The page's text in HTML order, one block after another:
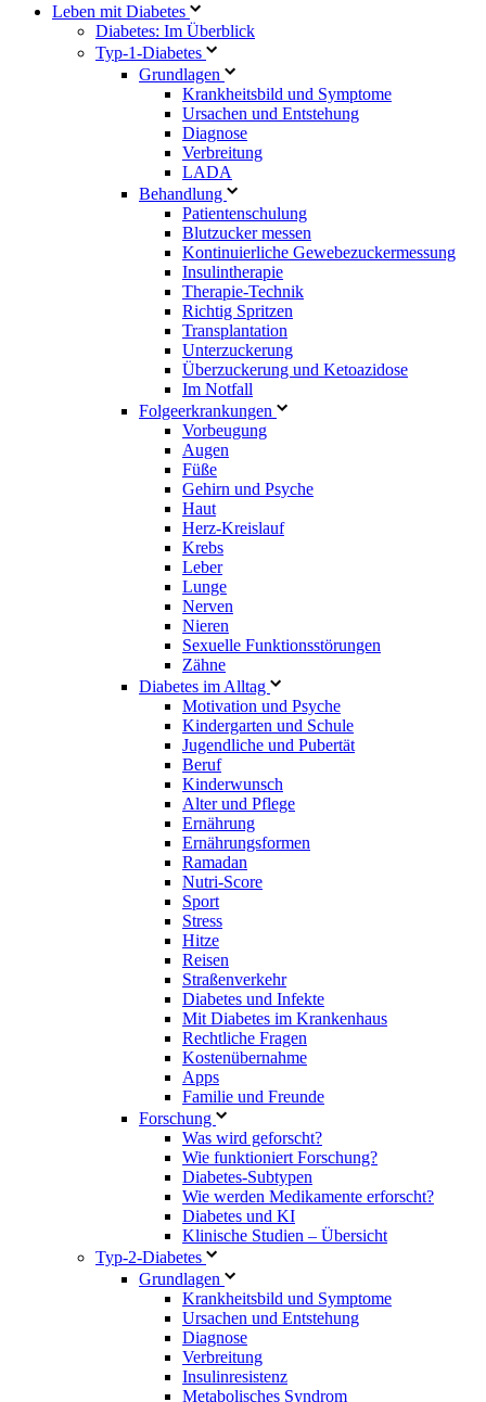
Leben mit Diabetes
Diabetes: Im Überblick
Typ-1-Diabetes
Grundlagen
Krankheitsbild und Symptome
Ursachen und Entstehung
Diagnose
Verbreitung
LADA
Behandlung
Patientenschulung
Blutzucker messen
Kontinuierliche Gewebezuckermessung
Insulintherapie
Therapie-Technik
Richtig Spritzen
Transplantation
Unterzuckerung
Überzuckerung und Ketoazidose
Im Notfall
Folgeerkrankungen
Vorbeugung
Augen
Füße
Gehirn und Psyche
Haut
Herz-Kreislauf
Krebs
Leber
Lunge
Nerven
Nieren
Sexuelle Funktionsstörungen
Zähne
Diabetes im Alltag
Motivation und Psyche
Kindergarten und Schule
Jugendliche und Pubertät
Beruf
Kinderwunsch
Alter und Pflege
Ernährung
Ernährungsformen
Ramadan
Nutri-Score
Sport
Stress
Hitze
Reisen
Straßenverkehr
Diabetes und Infekte
Mit Diabetes im Krankenhaus
Rechtliche Fragen
Kostenübernahme
Apps
Familie und Freunde
Forschung
Was wird geforscht?
Wie funktioniert Forschung?
Diabetes-Subtypen
Wie werden Medikamente erforscht?
Diabetes und KI
Klinische Studien – Übersicht
Typ-2-Diabetes
Grundlagen
Krankheitsbild und Symptome
Ursachen und Entstehung
Diagnose
Verbreitung
Insulinresistenz
Metabolisches Syndrom